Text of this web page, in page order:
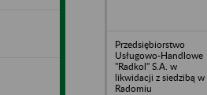
Przedsiębiorstwo
Usługowo-Handlowe
"Radkol" S.A. w
likwidacji z siedzibą w
Radomiu